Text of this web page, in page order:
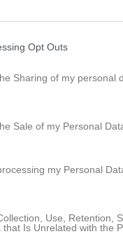
Opt Outs
Sharing of my personal
Sale of my Personal
my Personal
Use, Retention,
Is Unrelated with the
Rudy Hernandez har